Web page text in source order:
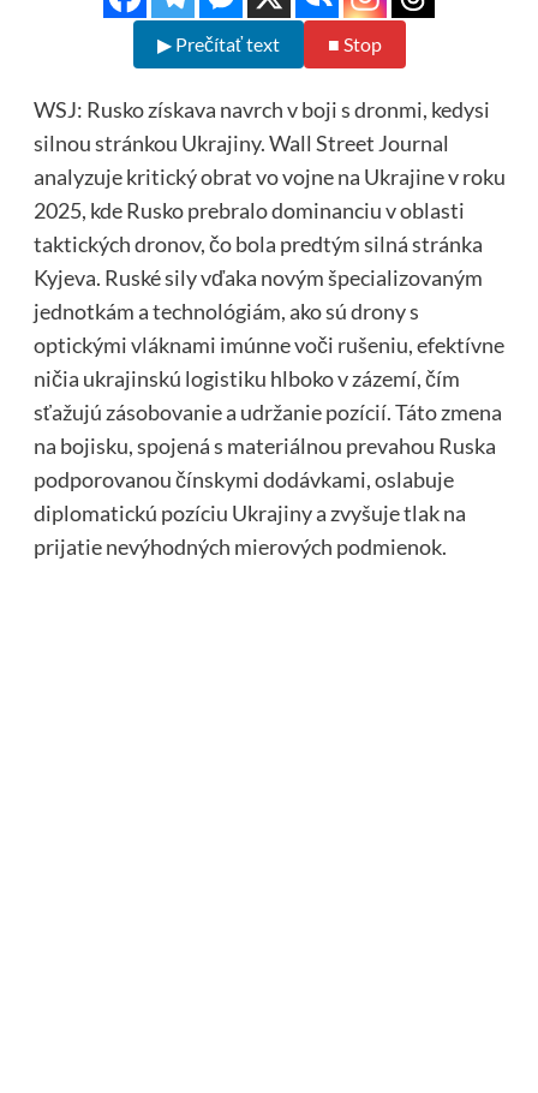
▶ Prečítať text ■ Stop
WSJ: Rusko získava navrch v boji s dronmi, kedysi
silnou stránkou Ukrajiny. Wall Street Journal
analyzuje kritický obrat vo vojne na Ukrajine v roku
2025, kde Rusko prebralo dominanciu v oblasti
taktických dronov, čo bola predtým silná stránka
Kyjeva. Ruské sily vďaka novým špecializovaným
jednotkám a technológiám, ako sú drony s
optickými vláknami imúnne voči rušeniu, efektívne
ničia ukrajinskú logistiku hlboko v zázemí, čím
sťažujú zásobovanie a udržanie pozícií. Táto zmena
na bojisku, spojená s materiálnou prevahou Ruska
podporovanou čínskymi dodávkami, oslabuje
diplomatickú pozíciu Ukrajiny a zvyšuje tlak na
prijatie nevýhodných mierových podmienok.